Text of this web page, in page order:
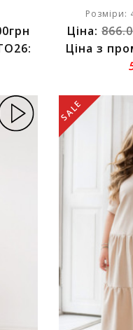
Розміри:
Ціна:
Ціна з
SALE